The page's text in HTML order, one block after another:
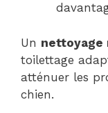
Un nettoyage
toilettage
atténuer les
chien.